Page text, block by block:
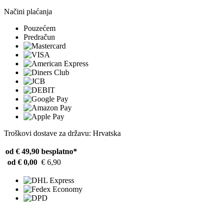
Načini plaćanja
Pouzećem
Predračun
Troškovi dostave za državu: Hrvatska
od € 49,90 besplatno*
od € 0,00 € 6,90